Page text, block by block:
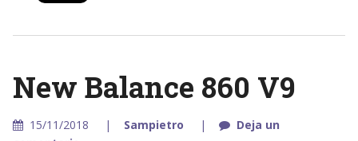
New Balance 860 V9
15/11/2018 Sampietro
Deja un